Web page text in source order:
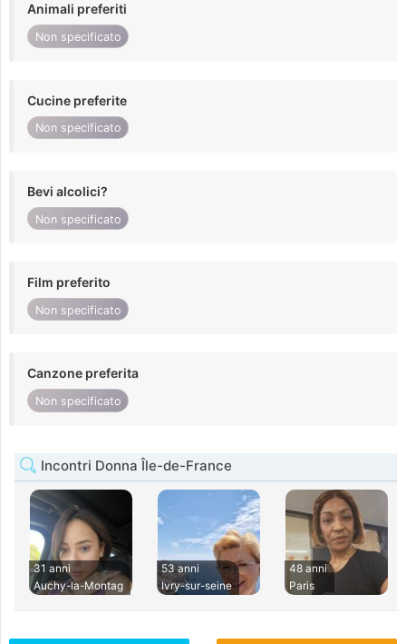
Animali preferiti
Non specificato
Cucine preferite
Non specificato
Bevi alcolici?
Non specificato
Film preferito
Non specificato
Canzone preferita
Non specificato
Incontri Donna Île-de-France
31 anni
Auchy-la-Montag
53 anni
Ivry-sur-seine
48 anni
Paris